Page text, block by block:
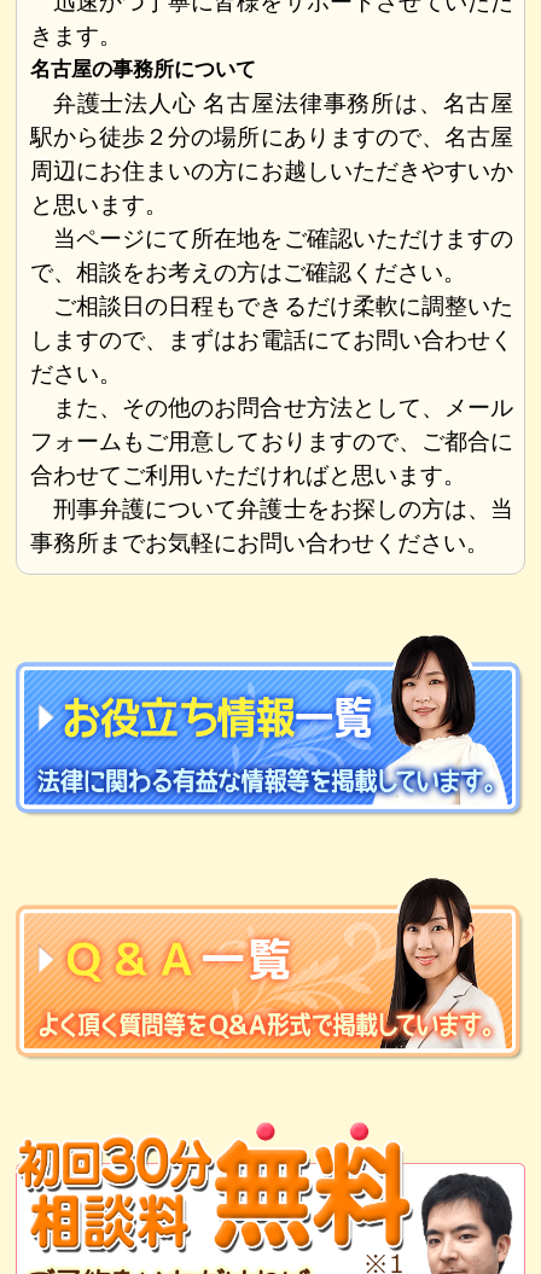
きます。
名古屋の事務所について
弁護士法人心 名古屋法律事務所は、名古屋
駅から徒歩２分の場所にありますので、名古屋
周辺にお住まいの方にお越しいただきやすいか
と思います。
当ページにて所在地をご確認いただけますの
で、相談をお考えの方はご確認ください。
ご相談日の日程もできるだけ柔軟に調整いた
しますので、まずはお電話にてお問い合わせく
ださい。
また、その他のお問合せ方法として、メール
フォームもご用意しておりますので、ご都合に
合わせてご利用いただければと思います。
刑事弁護について弁護士をお探しの方は、当
事務所までお気軽にお問い合わせください。